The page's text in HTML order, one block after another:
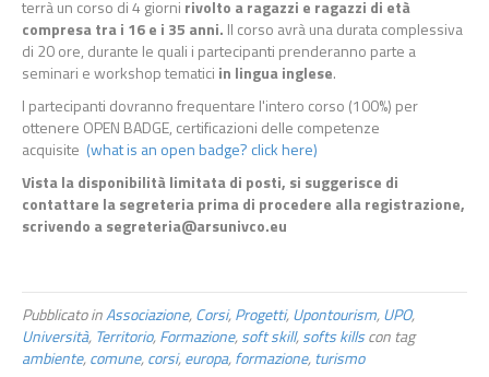
terrà un corso di 4 giorni rivolto a ragazzi e ragazzi di età
compresa tra i 16 e i 35 anni. Il corso avrà una durata complessiva
di 20 ore, durante le quali i partecipanti prenderanno parte a
seminari e workshop tematici in lingua inglese.
I partecipanti dovranno frequentare l'intero corso (100%) per
ottenere OPEN BADGE, certificazioni delle competenze
acquisite (what is an open badge? click here)
Vista la disponibilità limitata di posti, si suggerisce di
contattare la segreteria prima di procedere alla registrazione,
scrivendo a segreteria@arsunivco.eu
Pubblicato inAssociazione,Corsi,Progetti,Upontourism,UPO,
Università, Territorio,Formazione,soft skill,softs killscon tag
ambiente,comune,corsi,europa,formazione,turismo